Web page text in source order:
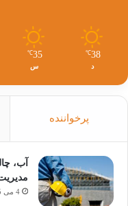
38
℃
د
35
℃
س
پرخواننده
آب،
4 می 2025